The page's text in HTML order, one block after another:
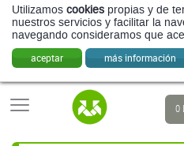
Utilizamos cookies propias y de
nuestros servicios y facilitar la
navegando consideramos que
aceptar más información
0